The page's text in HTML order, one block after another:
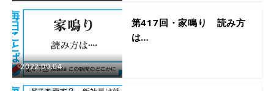
2022.09.04
第417回・家鳴り 読み方
は…